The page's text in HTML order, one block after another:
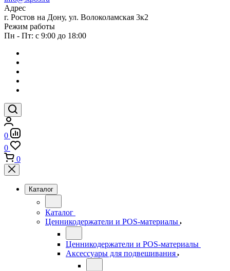
Адрес
г. Ростов на Дону, ул. Волоколамская 3к2
Режим работы
Пн - Пт: с 9:00 до 18:00
0
0
0
Каталог
Каталог
Ценникодержатели и POS-материалы
Ценникодержатели и POS-материалы
Аксессуары для подвешивания